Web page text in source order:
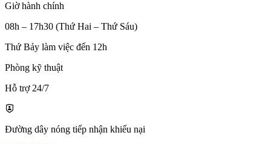
Giờ hành chính
08h – 17h30 (Thứ Hai – Thứ Sáu)
Thứ Bảy làm việc đến 12h
Phòng kỹ thuật
Hỗ trợ 24/7
Đường dây nóng tiếp nhận khiếu nại